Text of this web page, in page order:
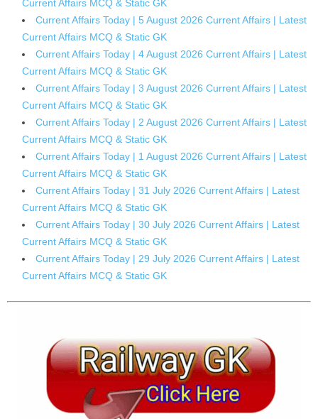
Current Affairs MCQ & Static GK
Current Affairs Today | 5 August 2026 Current Affairs | Latest
Current Affairs MCQ & Static GK
Current Affairs Today | 4 August 2026 Current Affairs | Latest
Current Affairs MCQ & Static GK
Current Affairs Today | 3 August 2026 Current Affairs | Latest
Current Affairs MCQ & Static GK
Current Affairs Today | 2 August 2026 Current Affairs | Latest
Current Affairs MCQ & Static GK
Current Affairs Today | 1 August 2026 Current Affairs | Latest
Current Affairs MCQ & Static GK
Current Affairs Today | 31 July 2026 Current Affairs | Latest
Current Affairs MCQ & Static GK
Current Affairs Today | 30 July 2026 Current Affairs | Latest
Current Affairs MCQ & Static GK
Current Affairs Today | 29 July 2026 Current Affairs | Latest
Current Affairs MCQ & Static GK